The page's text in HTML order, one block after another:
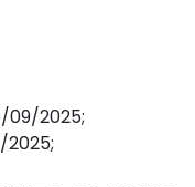
09/2025;
2025;